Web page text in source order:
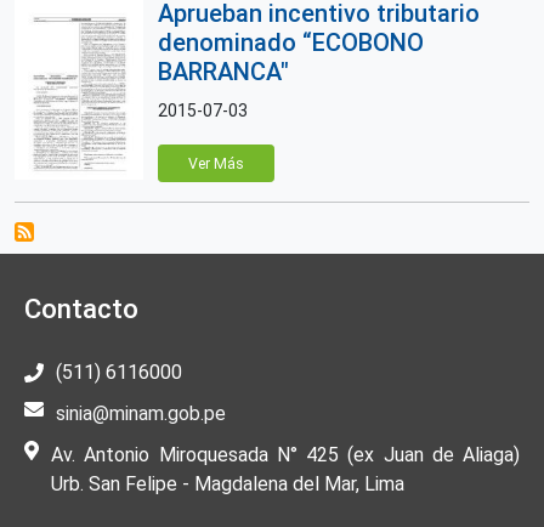
Aprueban incentivo tributario
denominado “ECOBONO
BARRANCA"
2015-07-03
Ver Más
Contacto
(511) 6116000
sinia@minam.gob.pe
Av. Antonio Miroquesada N° 425 (ex Juan de Aliaga)
Urb. San Felipe - Magdalena del Mar, Lima